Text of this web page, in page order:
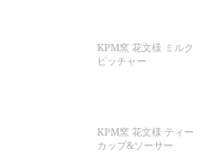
KPM窯 花文様 ミルク
ピッチャー
KPM窯 花文様 ティー
カップ&ソーサー